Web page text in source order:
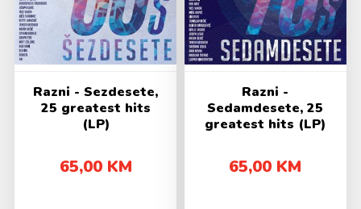
Razni - Sezdesete,
25 greatest hits
(LP)
65,00 KM
Razni -
Sedamdesete, 25
greatest hits (LP)
65,00 KM